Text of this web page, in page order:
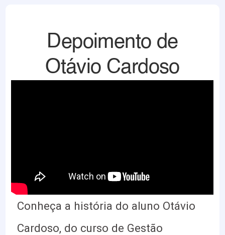
Depoimento de
Otávio Cardoso
Conheça a história do aluno Otávio
Cardoso, do curso de Gestão